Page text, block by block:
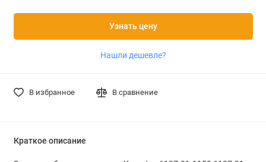
Узнать цену
Нашли дешевле?
В избранное В сравнение
Краткое описание